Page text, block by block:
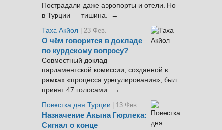
Пострадали даже аэропорты и отели. Но
в Турции — тишина. →
Таха Акйол | 23 Фев.
О чём говорится в докладе
по курдскому вопросу?
Совместный доклад
парламентской комиссии, созданной в
рамках «процесса урегулирования», был
принят 47 голосами. →
Повестка дня Турции
| 13 Фев.
Назначение Акына Гюрлека:
Сигнал о конце